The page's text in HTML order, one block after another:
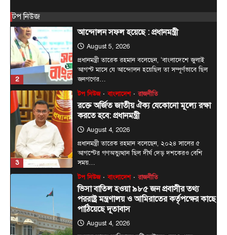
টপ নিউজ
2
টপ নিউজ বাংলাদেশ
জনগণ পরিবর্তন চেয়েছে বলেই জুলাই
আন্দোলন সফল হয়েছে : প্রধানমন্ত্রী
August 5, 2026
প্রধানমন্ত্রী তারেক রহমান বলেছেন, ‘বাংলাদেশে জুলাই
আগস্ট মাসে যে আন্দোলন হয়েছিল তা সম্পূর্ণভাবে ছিল
জনগণের…
3
টপ নিউজ বাংলাদেশ রাজনীতি
রক্তে অর্জিত জাতীয় ঐক্য যেকোনো মূল্যে রক্ষা
করতে হবে: প্রধানমন্ত্রী
August 4, 2026
প্রধানমন্ত্রী তারেক রহমান বলেছেন, ২০২৪ সালের ৫
আগস্টের গণঅভ্যুত্থান ছিল দীর্ঘ দেড় দশকেরও বেশি
সময়…
টপ নিউজ বাংলাদেশ রাজনীতি
ভিসা বাতিল হওয়া ৯৮৫ জন প্রবাসীর তথ্য
পররাষ্ট্র মন্ত্রণালয় ও আমিরাতের কর্তৃপক্ষের কাছে
পাঠিয়েছে দূতাবাস
August 4, 2026